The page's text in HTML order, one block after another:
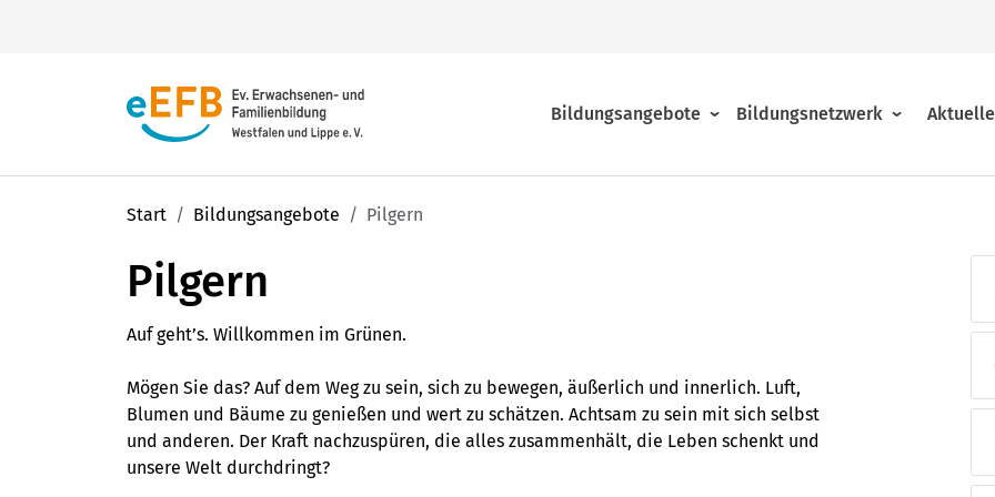
Bildungsangebote
Finden Sie aus jährlichüber 10.000
Veranstaltungen, Seminaren,
Online-Seminare
Bildungsnetzwerk
und Familienbildungsnetzwerk
zahlreichen Angeboten heißt Sie
herzlich willkommen!
Unsere 45 Regionalstellen
Der Verein
Sie haben eine Frage?
Presse
Start Bildungsangebote Pilgern
Pilgern
Auf geht’s. Willkommen im Grünen.
Mögen Sie das? Auf dem Weg zu sein, sich zu bewegen, äußerlich und innerlich. Luft,
Blumen und Bäume zu genießen und wert zu schätzen. Achtsam zu sein mit sich selbst
und anderen. Der Kraft nachzuspüren, die alles zusammenhält, die Leben schenkt und
unsere Welt durchdringt?